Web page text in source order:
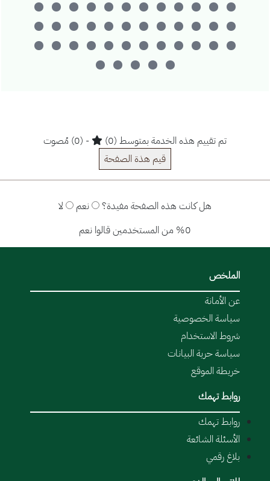
تم تقييم هذه الخدمة بمتوسط (0)
- (0) مُصوت
قيم هذة الصفحة
هل كانت هذه الصفحة مفيدة؟ نعم
لا
%0 من المستخدمين قالوا نعم
الملخص
عن الأمانة
سياسة الخصوصية
شروط الاستخدام
سياسة حرية البيانات
خريطة الموقع
روابط تهمك
روابط تهمك
الأسئلة الشائعة
بلاغ رقمي